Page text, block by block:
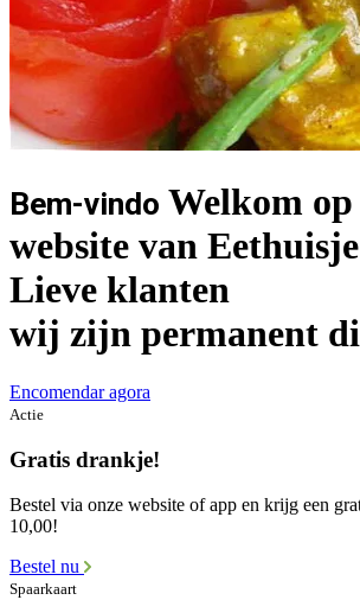
Bem-vindo Welkom op
website van
Lieve klanten
wij zijn permanent
Encomendar agora
Actie
Gratis drankje!
Bestel via onze website of app en krijg een
10,00!
Bestel nu
Spaarkaart